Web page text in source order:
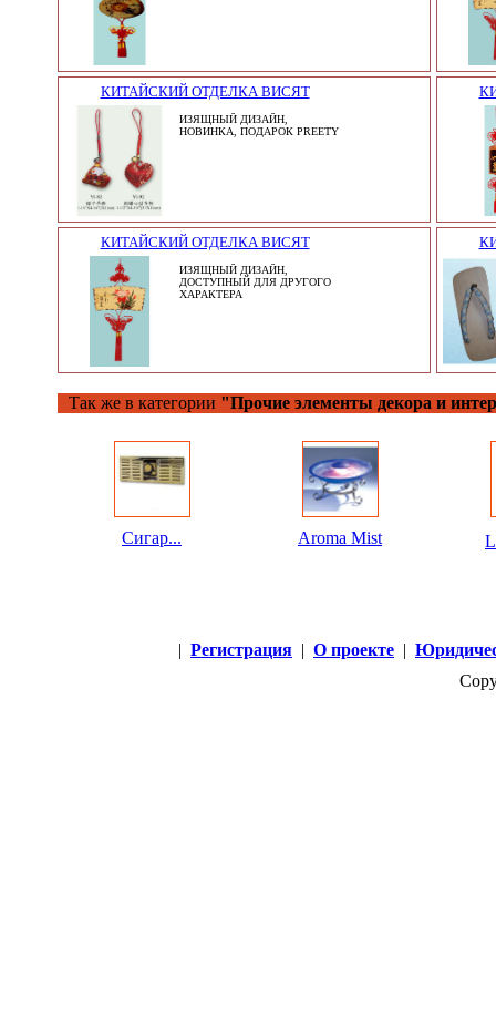
КИТАЙСКИЙ ОТДЕЛКА ВИСЯТ
ИЗЯЩНЫЙ ДИЗАЙН,
НОВИНКА, ПОДАРОК PREETY
КИТАЙСКИЙ ОТДЕЛКА ВИСЯТ
ИЗЯЩНЫЙ ДИЗАЙН,
ДОСТУПНЫЙ ДЛЯ ДРУГОГО
ХАРАКТЕРА
Так же в категории "Прочие элементы декора и
Сигар... Aroma Mist
| Регистрация | О проекте |